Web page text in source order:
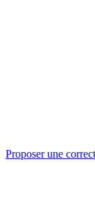
Proposer une